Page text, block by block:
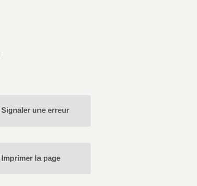
Signaler une erreur
Imprimer la page